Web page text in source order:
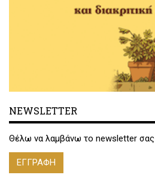
NEWSLETTER
Θέλω να λαμβάνω το newsletter σας
ΕΓΓΡΑΦΗ